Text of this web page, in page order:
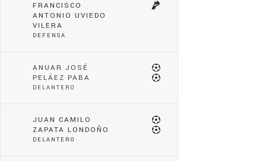
FRANCISCO
ANTONIO UVIEDO
VILERA
DEFENSA
ANUAR JOSÉ
PELÁEZ PABA
DELANTERO
JUAN CAMILO
ZAPATA LONDOÑO
DELANTERO